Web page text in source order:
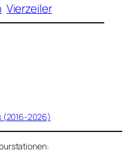
Vierzeiler
(2016-2026)